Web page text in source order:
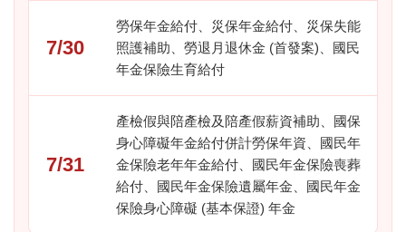
7/30
勞保年金給付、災保年金給付、災保失能
照護補助、勞退月退休金 (首發案)、國民
年金保險生育給付
7/31
產檢假與陪產檢及陪產假薪資補助、國保
身心障礙年金給付併計勞保年資、國民年
金保險老年年金給付、國民年金保險喪葬
給付、國民年金保險遺屬年金、國民年金
保險身心障礙 (基本保證) 年金